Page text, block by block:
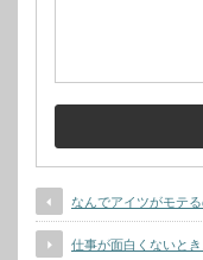
なんでアイツがモテ
仕事が面白くないと